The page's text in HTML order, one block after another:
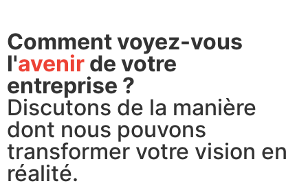
Comment voyez-vous
l'avenir de votre
entreprise ?
Discutons de la manière
dont nous pouvons
transformer votre vision en
réalité.